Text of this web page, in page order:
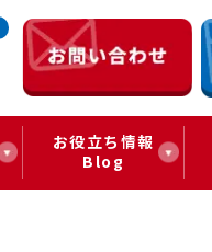
お役立ち情報
Blog